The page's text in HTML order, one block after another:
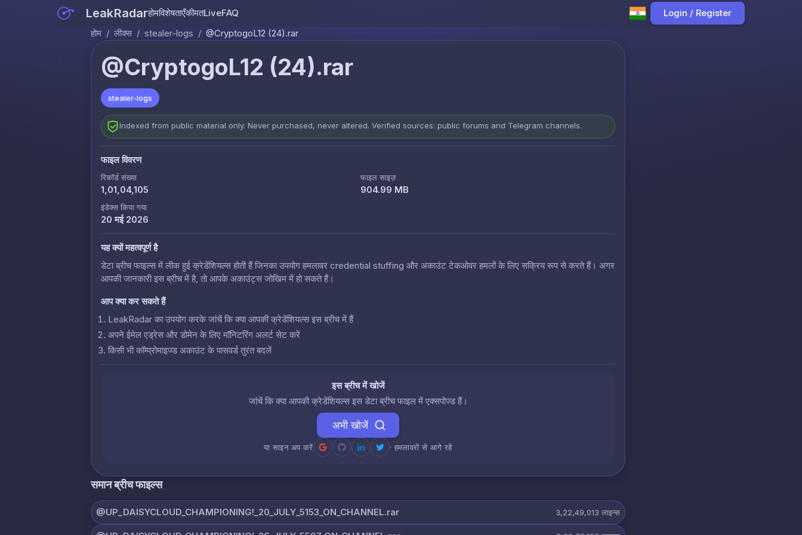
LeakRadarहोमविशेषताएँकीमतLiveFAQ
Login / Register
होम / लीक्स / stealer-logs / @CryptogoL12 (24).rar
@CryptogoL12 (24).rar
stealer-logs
Indexed from public material only. Never purchased, never altered. Verified sources: public forums and Telegram channels.
फाइल विवरण
रिकॉर्ड संख्या
1,01,04,105
फाइल साइज़
904.99 MB
इंडेक्स किया गया
20 मई 2026
यह क्यों महत्वपूर्ण है
डेटा ब्रीच फाइल्स में लीक हुई क्रेडेंशियल्स होती हैं जिनका उपयोग हमलावर credential stuffing और अकाउंट टेकओवर हमलों के लिए सक्रिय रूप से करते हैं। अगर
आपकी जानकारी इस ब्रीच में है, तो आपके अकाउंट्स जोखिम में हो सकते हैं।
आप क्या कर सकते हैं
LeakRadar का उपयोग करके जांचें कि क्या आपकी क्रेडेंशियल्स इस ब्रीच में हैं
अपने ईमेल एड्रेस और डोमेन के लिए मॉनिटरिंग अलर्ट सेट करें
किसी भी कॉम्प्रोमाइज्ड अकाउंट के पासवर्ड तुरंत बदलें
इस ब्रीच में खोजें
जांचें कि क्या आपकी क्रेडेंशियल्स इस डेटा ब्रीच फाइल में एक्सपोज्ड हैं।
अभी खोजें
या साइन अप करें · हमलावरों से आगे रहें
समान ब्रीच फाइल्स
@UP_DAISYCLOUD_CHAMPIONING!_20_JULY_5153_ON_CHANNEL.rar 3,22,49,013 लाइन्स